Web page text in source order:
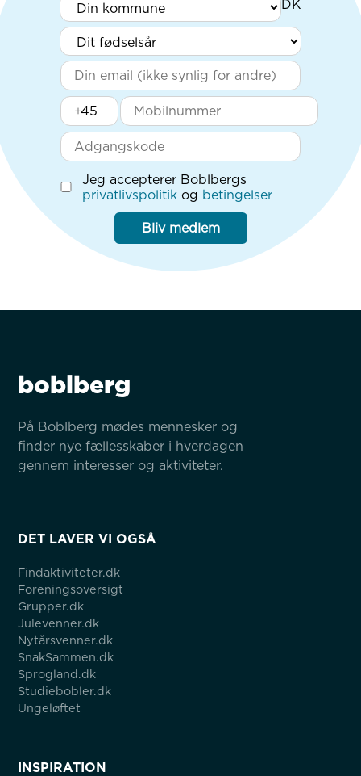
+
Jeg accepterer Boblbergs
privatlivspolitik og betingelser
Bliv medlem
boblberg
På Boblberg mødes mennesker og
finder nye fællesskaber i hverdagen
gennem interesser og aktiviteter.
DET LAVER VI OGSÅ
Findaktiviteter.dk
Foreningsoversigt
Grupper.dk
Julevenner.dk
Nytårsvenner.dk
SnakSammen.dk
Sprogland.dk
Studiebobler.dk
Ungeløftet
INSPIRATION